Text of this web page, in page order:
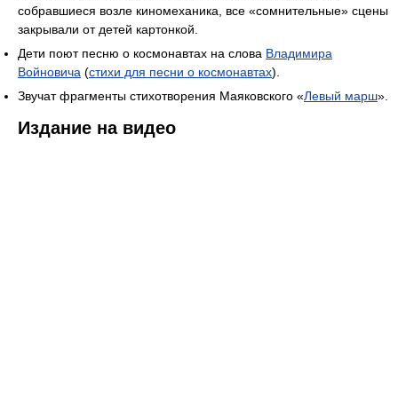
собравшиеся возле киномеханика, все «сомнительные» сцены
закрывали от детей картонкой.
Дети поют песню о космонавтах на слова Владимира
Войновича (стихи для песни о космонавтах).
Звучат фрагменты стихотворения Маяковского «Левый марш».
Издание на видео